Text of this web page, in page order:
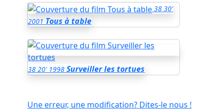
38 30'
2001 Tous à table
38 20' 1998 Surveiller les tortues
Une erreur, une modification? Dites-le nous !